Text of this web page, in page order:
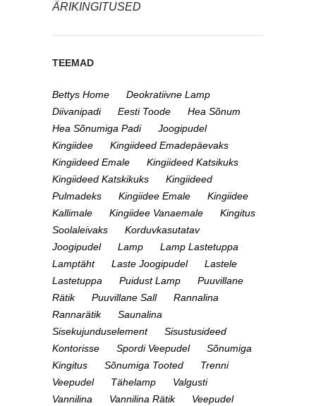
ÄRIKINGITUSED
TEEMAD
Bettys Home
Deokratiivne Lamp
Diivanipadi
Eesti Toode
Hea Sõnum
Hea Sõnumiga Padi
Joogipudel
Kingiidee
Kingiideed Emadepäevaks
Kingiideed Emale
Kingiideed Katsikuks
Kingiideed Katskikuks
Kingiideed
Pulmadeks
Kingiidee Emale
Kingiidee
Kallimale
Kingiidee Vanaemale
Kingitus
Soolaleivaks
Korduvkasutatav
Joogipudel
Lamp
Lamp Lastetuppa
Lamptäht
Laste Joogipudel
Lastele
Lastetuppa
Puidust Lamp
Puuvillane
Rätik
Puuvillane Sall
Rannalina
Rannarätik
Saunalina
Sisekujunduselement
Sisustusideed
Kontorisse
Spordi Veepudel
Sõnumiga
Kingitus
Sõnumiga Tooted
Trenni
Veepudel
Tähelamp
Valgusti
Vannilina
Vannilina Rätik
Veepudel